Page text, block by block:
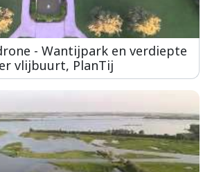
- Wantijpark en verdiepte
vlijbuurt, PlanTij